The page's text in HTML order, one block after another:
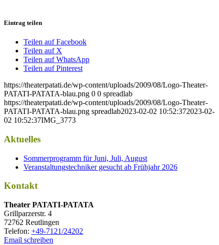
Eintrag teilen
Teilen auf Facebook
Teilen auf X
Teilen auf WhatsApp
Teilen auf Pinterest
https://theaterpatati.de/wp-content/uploads/2009/08/Logo-Theater-
PATATI-PATATA-blau.png 0 0 spreadlab
https://theaterpatati.de/wp-content/uploads/2009/08/Logo-Theater-
PATATI-PATATA-blau.png spreadlab2023-02-02 10:52:372023-02-
02 10:52:37IMG_3773
Aktuelles
Sommerprogramm für Juni, Juli, August
Veranstaltungstechniker gesucht ab Frühjahr 2026
Kontakt
Thea­ter PATATI-PATATA
Grill­par­zer­str. 4
72762 Reutlingen
Tele­fon: +49-7121/24202
Email schreiben